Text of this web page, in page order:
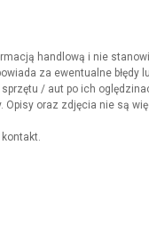
handlową i nie
za ewentualne błędy
/ aut po ich
Opisy oraz zdjęcia nie są